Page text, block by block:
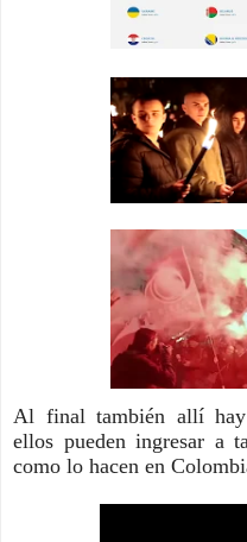
Al final también allí hay
ellos pueden ingresar a
como lo hacen en